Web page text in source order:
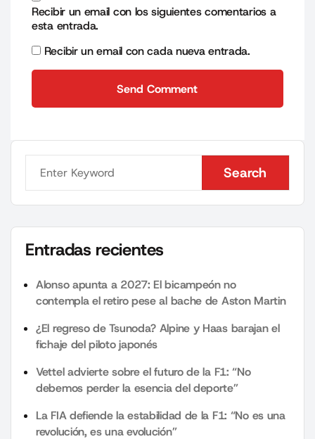
Recibir un email con los siguientes comentarios a
esta entrada.
Recibir un email con cada nueva entrada.
Send Comment
Search
Search
Entradas recientes
Alonso apunta a 2027: El bicampeón no
contempla el retiro pese al bache de Aston Martin
¿El regreso de Tsunoda? Alpine y Haas barajan el
fichaje del piloto japonés
Vettel advierte sobre el futuro de la F1: “No
debemos perder la esencia del deporte”
La FIA defiende la estabilidad de la F1: “No es una
revolución, es una evolución”